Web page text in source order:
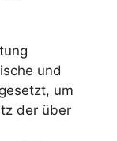
und
um
der über